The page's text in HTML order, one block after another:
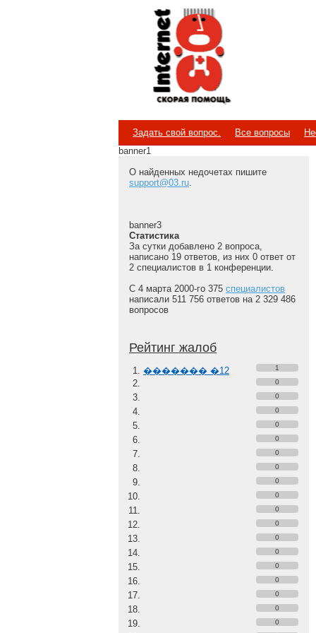
Internet
Скорая помощь
Задать свой вопрос. Все вопросы
banner1
О найденных недочетах пишите
support@03.ru.
banner3
Статистика
За сутки добавлено 2 вопроса,
написано 19 ответов, из них 0 ответ от
2 специалистов в 1 конференции.
С 4 марта 2000-го 375 специалистов
написали 511 756 ответов на 2 329 486
вопросов
Рейтинг жалоб
������� �12
1
0
0
0
0
0
0
0
0
0
0
0
0
0
0
0
0
0
0